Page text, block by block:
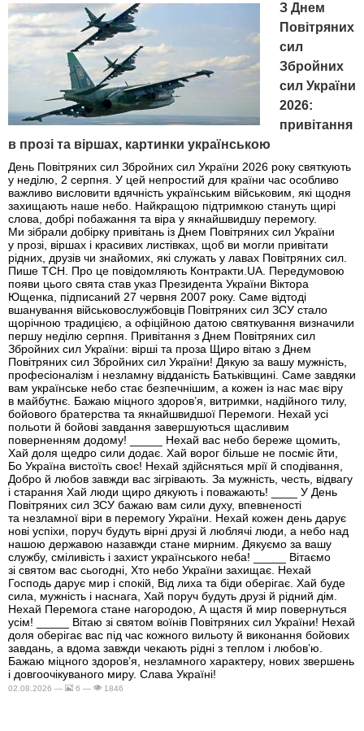
З Днем
Повітряних
сил
Збройних
сил України
2026:
привітання
в прозі та віршах, картинки українською
День Повітряних сил Збройних сил України 2026 року святкують
у неділю, 2 серпня. У цей непростий для країни час особливо
важливо висловити вдячність українським військовим, які щодня
захищають наше небо. Найкращою підтримкою стануть щирі
слова, добрі побажання та віра у якнайшвидшу перемогу.
Ми зібрали добірку привітань із Днем Повітряних сил України
у прозі, віршах і красивих листівках, щоб ви могли привітати
рідних, друзів чи знайомих, які служать у лавах Повітряних сил.
Пише ТСН. Про це повідомляють Контракти.UA. Передумовою
появи цього свята став указ Президента України Віктора
Ющенка, підписаний 27 червня 2007 року. Саме відтоді
вшанування військовослужбовців Повітряних сил ЗСУ стало
щорічною традицією, а офіційною датою святкування визначили
першу неділю серпня. Привітання з Днем Повітряних сил
Збройних сил України: вірші та проза Щиро вітаю з Днем
Повітряних сил Збройних сил України! Дякую за вашу мужність,
професіоналізм і незламну відданість Батьківщині. Саме завдяки
вам українське небо стає безпечнішим, а кожен із нас має віру
в майбутнє. Бажаю міцного здоров’я, витримки, надійного тилу,
бойового братерства та якнайшвидшої Перемоги. Нехай усі
польоти й бойові завдання завершуються щасливим
поверненням додому! _____ Нехай вас небо береже щомить,
Хай доля щедро сили додає. Хай ворог більше не посміє йти,
Бо Україна вистоїть своє! Нехай здійсняться мрії й сподівання,
Добро й любов завжди вас зігрівають. За мужність, честь, відвагу
і старання Хай люди щиро дякують і поважають! ____ У День
Повітряних сил ЗСУ бажаю вам сили духу, впевненості
та незламної віри в перемогу України. Нехай кожен день дарує
нові успіхи, поруч будуть вірні друзі й люблячі люди, а небо над
нашою державою назавжди стане мирним. Дякуємо за вашу
службу, сміливість і захист українського неба! _____ Вітаємо
зі святом вас сьогодні, Хто небо України захищає. Нехай
Господь дарує мир і спокій, Від лиха та біди оберігає. Хай буде
сила, мужність і наснага, Хай поруч будуть друзі й рідний дім.
Нехай Перемога стане нагородою, А щастя й мир повернуться
усім! _____ Вітаю зі святом воїнів Повітряних сил України! Нехай
доля оберігає вас під час кожного вильоту й виконання бойових
завдань, а вдома завжди чекають рідні з теплом і любов’ю.
Бажаю міцного здоров’я, незламного характеру, нових звершень
і довгоочікуваного миру. Слава Україні!
02.08.2026 — 6 — 1846